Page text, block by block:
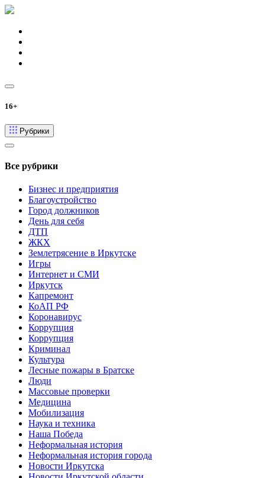
16+
Рубрики
Все рубрики
Бизнес и предприятия
Благоустройство
Город должников
День для себя
ДТП
ЖКХ
Землетрясение в Иркутске
Игры
Интернет и СМИ
Иркутск
Капремонт
КоАП РФ
Коронавирус
Коррупция
Коррупция
Криминал
Культура
Лесные пожары в Братске
Люди
Массовые проверки
Медицина
Мобилизация
Наука и техника
Наша Победа
Неформальная история
Неформальная история города
Новости Иркутска